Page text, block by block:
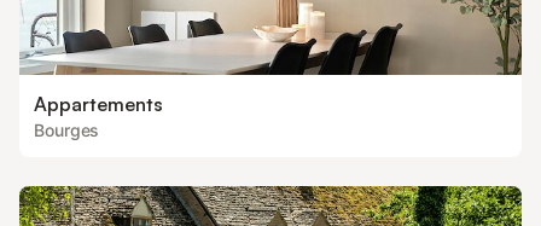
Appartements
Bourges